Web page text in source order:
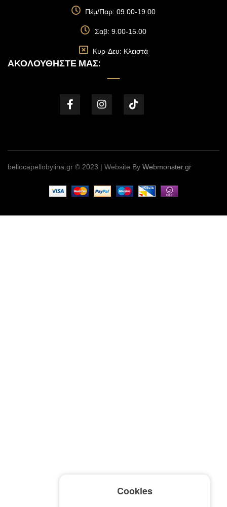
Πέμ/Παρ: 09.00-19.00
Σαβ: 9.00-15.00
Κυρ-Δευ: Κλειστά
ΑΚΟΛΟΥΘΉΣΤΕ ΜΑΣ:
bellocapellobylina.gr © 2023 | Website By Webmonster.gr
Cookies